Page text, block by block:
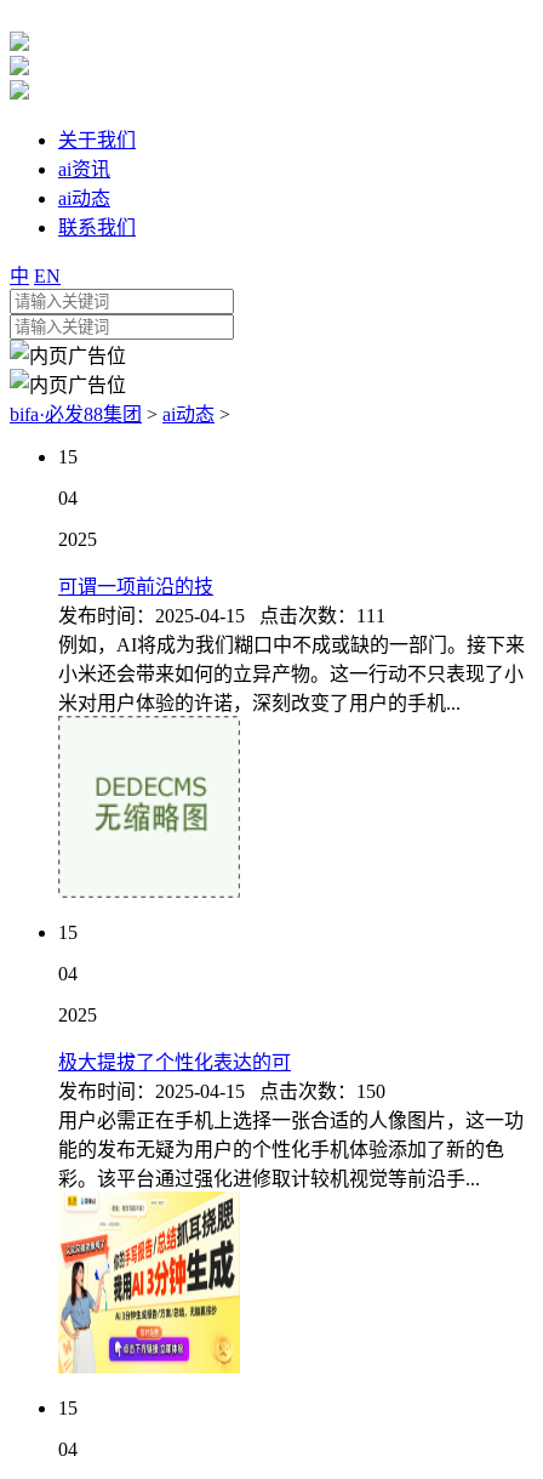
关于我们
ai资讯
ai动态
联系我们
中 EN
bifa·必发88集团 > ai动态 >
15
04
2025
可谓一项前沿的技
发布时间：2025-04-15 点击次数：111
例如，AI将成为我们糊口中不成或缺的一部门。接下来
小米还会带来如何的立异产物。这一行动不只表现了小
米对用户体验的许诺，深刻改变了用户的手机...
15
04
2025
极大提拔了个性化表达的可
发布时间：2025-04-15 点击次数：150
用户必需正在手机上选择一张合适的人像图片，这一功
能的发布无疑为用户的个性化手机体验添加了新的色
彩。该平台通过强化进修取计较机视觉等前沿手...
15
04